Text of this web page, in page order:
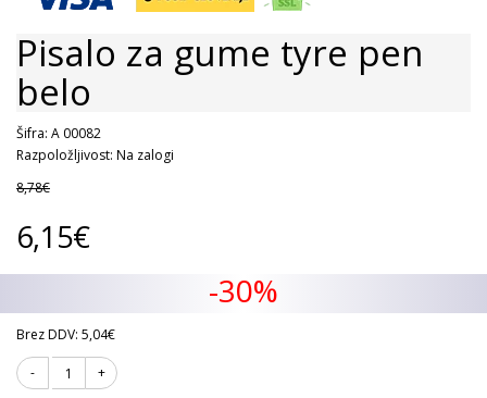
Pisalo za gume tyre pen
belo
Šifra: A 00082
Razpoložljivost: Na zalogi
8,78€
6,15€
-30%
Brez DDV: 5,04€